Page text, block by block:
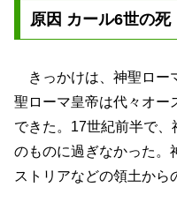
原因 カール6世の死
きっかけは、神聖ロー
聖ローマ皇帝は代々オー
できた。17世紀前半で
のものに過ぎなかった。
ストリアなどの領土から